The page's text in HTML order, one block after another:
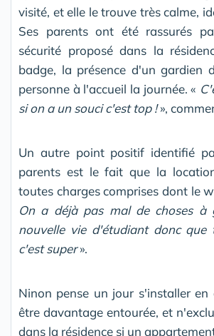
visité, et elle le trouve très calme,
Ses parents ont été rassurés
sécurité proposé dans la
badge, la présence d'un gardien
personne à l'accueil la journée. «
si on a un souci c'est top !»,
Un autre point positif identifié
parents est le fait que la
toutes charges comprises dont le
On a déjà pas mal de choses à
nouvelle vie d'étudiant donc que
c'est super».
Ninon pense un jour s'installer en
être davantage entourée, et
dans la résidence si un